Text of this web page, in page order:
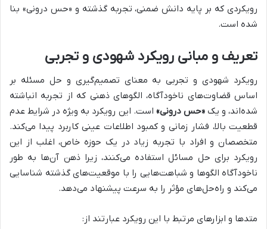
رویکردی که بر پایه دانش ضمنی، تجربه گذشته و «حس درونی» بنا
شده است.
تعریف و مبانی رویکرد شهودی و تجربی
رویکرد شهودی و تجربی به معنای تصمیم‌گیری و حل مسئله بر
اساس قضاوت‌های ناخودآگاه، الگوهای ذهنی که از تجربه انباشته
شده‌اند، و یک«حس درونی» است. این رویکرد به ویژه در شرایط عدم
قطعیت بالا، فشار زمانی و کمبود اطلاعات عینی کاربرد پیدا می‌کند.
متخصصان و افراد با تجربه زیاد در یک حوزه خاص، اغلب از این
رویکرد برای حل مسائل استفاده می‌کنند، زیرا ذهن آن‌ها به طور
ناخودآگاه الگوها و شباهت‌هایی را با موقعیت‌های گذشته شناسایی
می‌کند و راه‌حل‌های مؤثر را به سرعت پیشنهاد می‌دهد.
متدها و ابزارهای مرتبط با این رویکرد عبارتند از: